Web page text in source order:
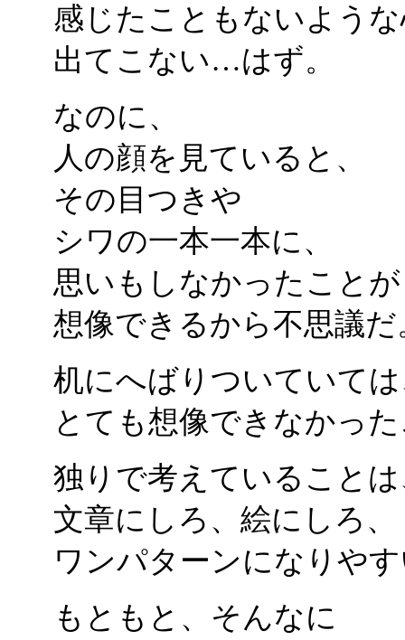
感じたこともないよう
出てこない…はず。
なのに、
人の顔を見ていると、
その目つきや
シワの一本一本に、
思いもしなかったことが
想像できるから不思議だ
机にへばりついていて
とても想像できなかっ
独りで考えていること
文章にしろ、絵にしろ、
ワンパターンになりや
もともと、そんなに